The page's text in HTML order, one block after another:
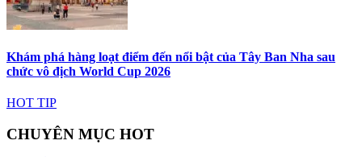
Khám phá hàng loạt điểm đến nổi bật của Tây Ban Nha sau
chức vô địch World Cup 2026
HOT TIP
CHUYÊN MỤC HOT